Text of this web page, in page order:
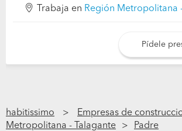
Trabaja en Región Metropolitana
Pídele
habitissimo Empresas de
Metropolitana - Talagante
Padre